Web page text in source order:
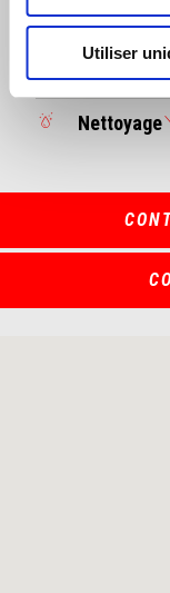
Utiliser
Pièces
Nettoyage